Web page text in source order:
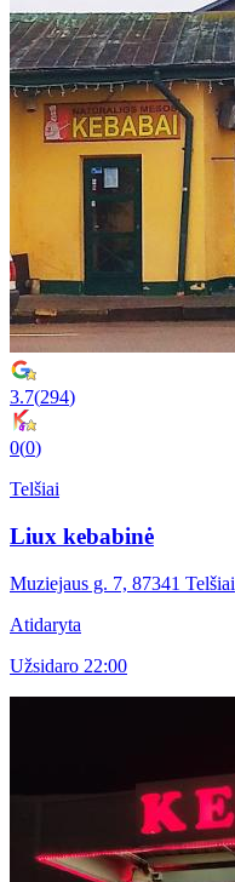
3.7(294)
0(0)
Telšiai
Liux kebabinė
Muziejaus g. 7, 87341 Telšiai
Atidaryta
Užsidaro 22:00